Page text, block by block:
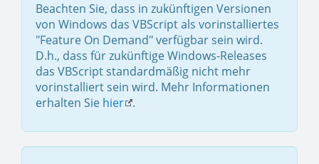
Beachten Sie, dass in zukünftigen Versionen
von Windows das VBScript als vorinstalliertes
"Feature On Demand" verfügbar sein wird.
D.h., dass für zukünftige Windows-Releases
das VBScript standardmäßig nicht mehr
vorinstalliert sein wird. Mehr Informationen
erhalten Sie hier .